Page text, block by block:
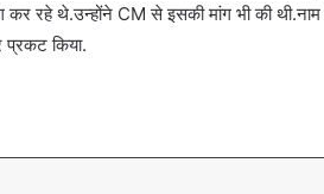
कर रहे थे.उन्होंने CM से इसकी मांग भी की
किया.